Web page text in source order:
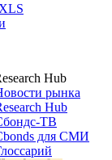
Hub
рынка
Hub
ТВ
для СМИ